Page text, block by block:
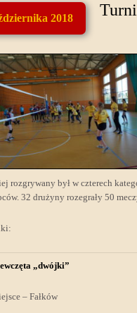
2018
rozgrywany był w czterech
32 drużyny rozegrały 50
„dwójki”
– Fałków